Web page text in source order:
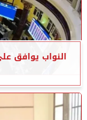
النواب يوافق